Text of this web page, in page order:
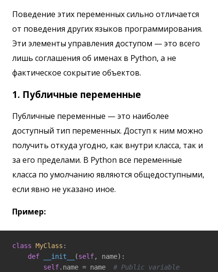
Поведение этих переменных сильно отличается
от поведения других языков программирования.
Эти элементы управления доступом — это всего
лишь соглашения об именах в Python, а не
фактическое сокрытие объектов.
1. Публичные переменные
Публичные переменные — это наиболее
доступный тип переменных. Доступ к ним можно
получить откуда угодно, как внутри класса, так и
за его пределами. В Python все переменные
класса по умолчанию являются общедоступными,
если явно не указано иное.
Пример:
class MyClass :
def
__init__ (self, name) :
self.name = name # Public variable